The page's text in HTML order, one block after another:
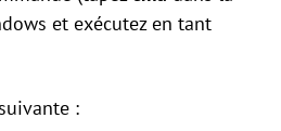
et exécutez en tant
: